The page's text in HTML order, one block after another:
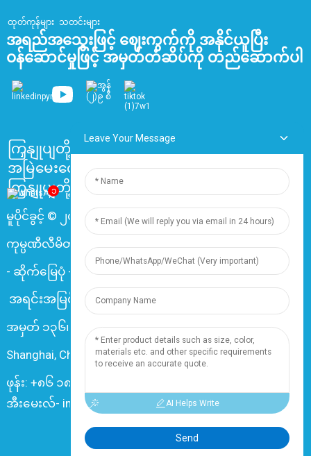
ထုတ်ကုန်များ သတင်းများ
အရည်အသွေးဖြင့် ဈေးကွက်ကို အနိုင်ယူပြီး
ဝန်ဆောင်မှုဖြင့် အမှတ်တံဆိပ်ကို တည်ဆောက်ပါ
ကြှနျုပျတို့အကွောငျး
အမြဲမေးလေ့ရှိသောမေးခွန်းများ
ကြှနျုပျတို့ကိုဆကျသှယျရနျ
မူပိုင်ခွင့် © ၂၀၂၄ ရှန်ဟိုင်း ဒင်ဇွန် လျှပ်စစ်နှင့် ကေဘယ်လ်
ကုမ္ပဏီလီမိတက်။ မူပိုင်ခွင့်အားလုံးကို သိမ်းဆည်းထားသည်။
- ဆိုက်မြေပုံ- Resource
အရင်းအမြစ်
အမှတ် ၁၃၆၊ Changxiang Rd., Nanxiang Town, 201802,
Shanghai, China
ဖုန်း: +၈၆ ၁၈၀၁၉၃၇၇၇၆၁
အီးမေးလ်- info@dingzuncable.com
၁
Leave Your Message
AI Helps Write
Send